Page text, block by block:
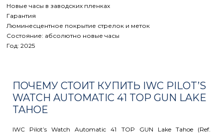
Новые часы в заводских пленках
Гарантия
Люминесцентное покрытие стрелок и меток
Состояние: абсолютно новые часы
Год: 2025
ПОЧЕМУ СТОИТ КУПИТЬ IWC PILOT’S
WATCH AUTOMATIC 41 TOP GUN LAKE
TAHOE
IWC Pilot’s Watch Automatic 41 TOP GUN Lake Tahoe (Ref.